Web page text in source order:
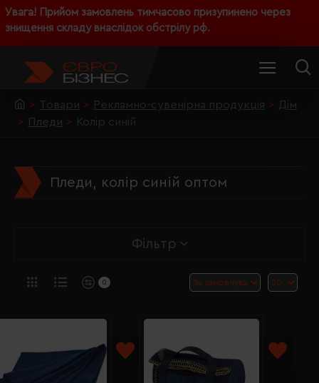
Увага! Прийом замовлень тимчасово призупинено через
знищення складу внаслідок обстрілу рф.
Товари Рекламно-сувенірна продукція
Дім
Пледи
Колір синій
Пледи, колір синій оптом
Фільтр
0